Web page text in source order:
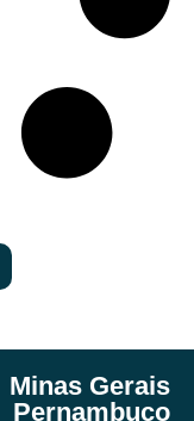
Minas Gerais
Pernambuco